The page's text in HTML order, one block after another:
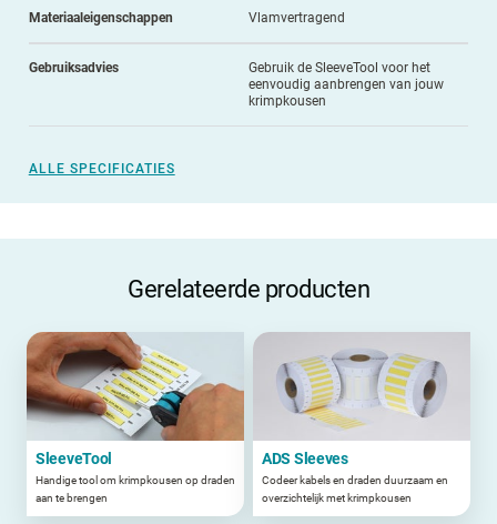
Materiaaleigenschappen Vlamvertragend
Gebruiksadvies
Gebruik de SleeveTool voor het
eenvoudig aanbrengen van jouw
krimpkousen
ALLE SPECIFICATIES
Gerelateerde producten
SleeveTool
Handige tool om krimpkousen op draden
aan te brengen
ADS Sleeves
Codeer kabels en draden duurzaam en
overzichtelijk met krimpkousen